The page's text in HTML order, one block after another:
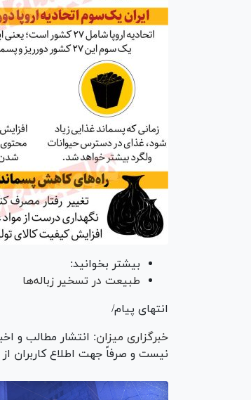
بیشتر بخوانید:
طبیعت در تسخیر زباله‌ها
انتهای پیام/
خبرگزاری میزان: انتشار مطالب و
نیست و صرفاً جهت اطلاع کاربران